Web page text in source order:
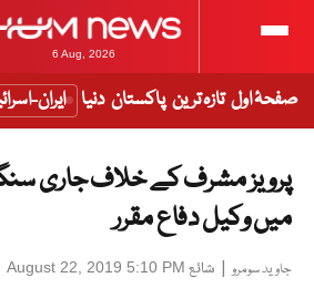
6 Aug, 2026
صفحۂ اول تازہ ترین پاکستان دنیا ایران-
پرویز مشرف کے خلاف جاری
میں وکیل دفاع مقرر
جاوید سومرو| شائع August 22, 2019 5:10 PM